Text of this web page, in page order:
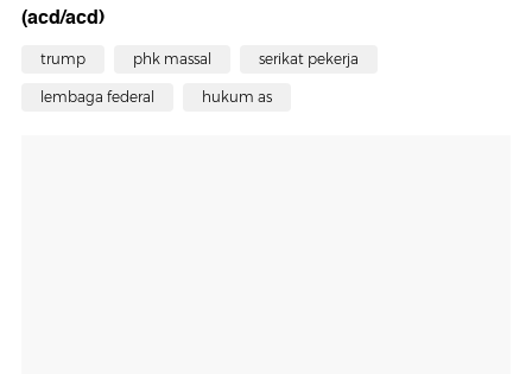
(acd/acd)
trump phk massal serikat pekerja
lembaga federal hukum as